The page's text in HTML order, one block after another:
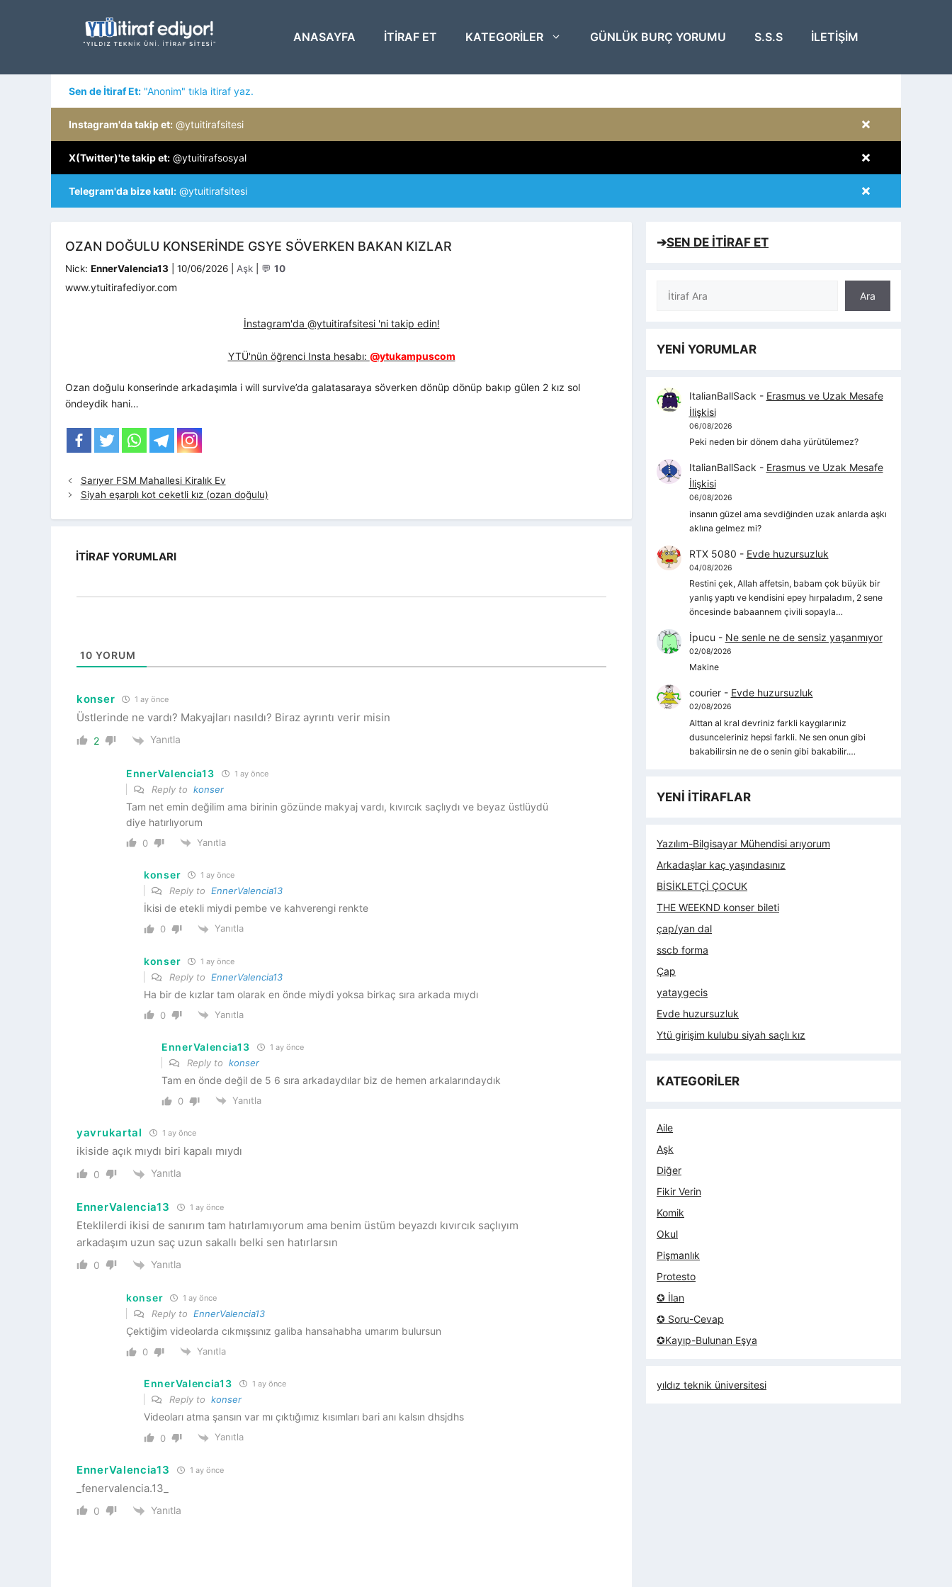
ANASAYFA ITIRAF ET KATEGORILER GÜNLÜK BURÇ YORUMU S.S.S İLETIŞIM
Sen de İtiraf Et: "Anonim" tıkla itiraf yaz.
×
Instagram'da takip et: @ytuitirafsitesi
×
X(Twitter)'te takip et: @ytuitirafsosyal
×
Telegram'da bize katıl: @ytuitirafsitesi
OZAN DOĞULU KONSERINDE GSYE SÖVERKEN BAKAN KIZLAR
Nick: EnnerValencia13 10/06/2026 Kategoriler
Aşk 💬 10
www.ytuitirafediyor.com
İnstagram'da @ytuitirafsitesi 'ni takip edin!
YTÜ'nün öğrenci Insta hesabı: @ytukampuscom
Ozan doğulu konserinde arkadaşımla i will survive’da galatasaraya söverken dönüp dönüp bakıp gülen 2 kız sol
öndeydik hani…
Sarıyer FSM Mahallesi Kiralık Ev
Siyah eşarplı kot ceketli kız (ozan doğulu)
İTIRAF YORUMLARI
10 YORUM
konser 1 ay önce
Üstlerinde ne vardı? Makyajları nasıldı? Biraz ayrıntı verir misin
2 Yanıtla
EnnerValencia13 1 ay önce
Reply to konser
Tam net emin değilim ama birinin gözünde makyaj vardı, kıvırcık saçlıydı ve beyaz üstlüydü
diye hatırlıyorum
0 Yanıtla
konser 1 ay önce
Reply to EnnerValencia13
İkisi de etekli miydi pembe ve kahverengi renkte
0 Yanıtla
konser 1 ay önce
Reply to EnnerValencia13
Ha bir de kızlar tam olarak en önde miydi yoksa birkaç sıra arkada mıydı
0 Yanıtla
EnnerValencia13 1 ay önce
Reply to konser
Tam en önde değil de 5 6 sıra arkadaydılar biz de hemen arkalarındaydık
0 Yanıtla
yavrukartal 1 ay önce
ikiside açık mıydı biri kapalı mıydı
0 Yanıtla
EnnerValencia13 1 ay önce
Eteklilerdi ikisi de sanırım tam hatırlamıyorum ama benim üstüm beyazdı kıvırcık saçlıyım
arkadaşım uzun saç uzun sakallı belki sen hatırlarsın
0 Yanıtla
konser 1 ay önce
Reply to EnnerValencia13
Çektiğim videolarda cıkmışsınız galiba hansahabha umarım bulursun
0 Yanıtla
EnnerValencia13 1 ay önce
Reply to konser
Videoları atma şansın var mı çıktığımız kısımları bari anı kalsın dhsjdhs
0 Yanıtla
EnnerValencia13 1 ay önce
_fenervalencia.13_
0 Yanıtla
➔SEN DE İTİRAF ET
Ara
Ara
YENİ YORUMLAR
ItalianBallSack - Erasmus ve Uzak Mesafe
İlişkisi
06/08/2026
Peki neden bir dönem daha yürütülemez?
ItalianBallSack - Erasmus ve Uzak Mesafe
İlişkisi
06/08/2026
insanın güzel ama sevdiğinden uzak anlarda aşkı
aklına gelmez mi?
RTX 5080 - Evde huzursuzluk
04/08/2026
Restini çek, Allah affetsin, babam çok büyük bir
yanlış yaptı ve kendisini epey hırpaladım, 2 sene
öncesinde babaannem çivili sopayla…
İpucu - Ne senle ne de sensiz yaşanmıyor
02/08/2026
Makine
courier- Evde huzursuzluk
02/08/2026
Alttan al kral devriniz farkli kaygılarıniz
dusunceleriniz hepsi farkli. Ne sen onun gibi
bakabilirsin ne de o senin gibi bakabilir.…
YENİ İTİRAFLAR
Yazılım-Bilgisayar Mühendisi arıyorum
Arkadaşlar kaç yaşındasınız
BİSİKLETÇİ ÇOCUK
THE WEEKND konser bileti
çap/yan dal
sscb forma
Çap
yataygecis
Evde huzursuzluk
Ytü girişim kulubu siyah saçlı kız
KATEGORİLER
Aile
Aşk
Diğer
Fikir Verin
Komik
Okul
Pişmanlık
Protesto
✪ İlan
✪ Soru-Cevap
✪Kayıp-Bulunan Eşya
yıldız teknik üniversitesi